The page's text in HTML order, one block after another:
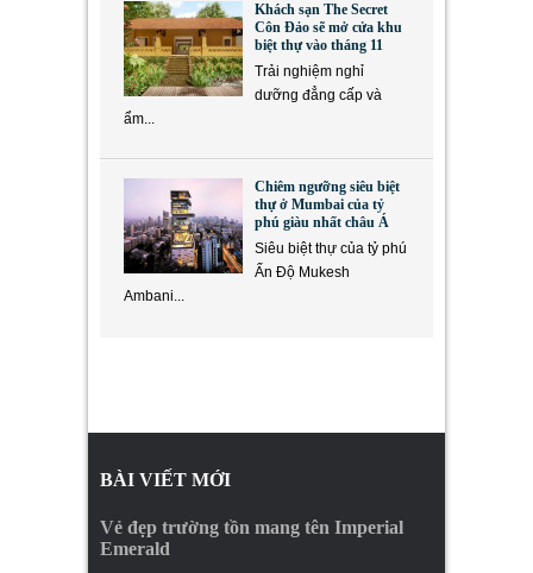
Khách sạn The Secret
Côn Đảo sẽ mở cửa khu
biệt thự vào tháng 11
Trải nghiệm nghỉ
dưỡng đẳng cấp và
ẩm...
Chiêm ngưỡng siêu biệt
thự ở Mumbai của tỷ
phú giàu nhất châu Á
Siêu biệt thự của tỷ phú
Ấn Độ Mukesh
Ambani...
BÀI VIẾT MỚI
Vẻ đẹp trường tồn mang tên Imperial
Emerald